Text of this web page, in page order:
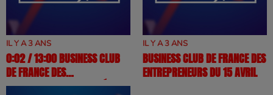
IL Y A 3 ANS
0:02 / 13:00 BUSINESS CLUB
DE FRANCE DES
ENTREPRENEURS DU 18 FÉVRIER
IL Y A 3 ANS
BUSINESS CLUB DE FRANCE DES
ENTREPRENEURS DU 15 AVRIL